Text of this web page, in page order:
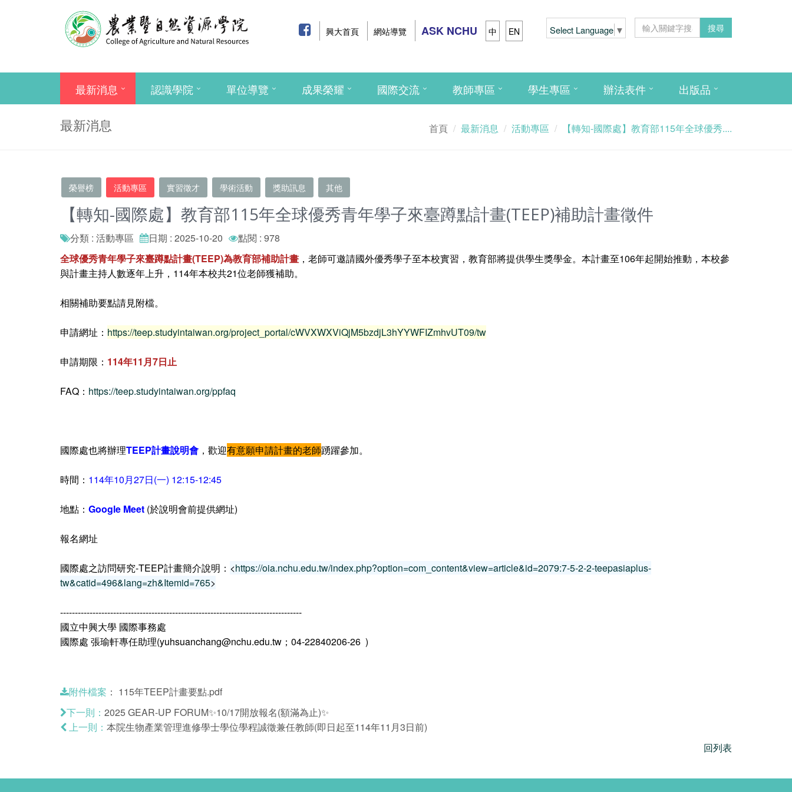
興大首頁 網站導覽 ASK NCHU 中 EN Select Language ▼ 搜尋
最新消息 認識學院 單位導覽 成果榮耀 國際交流 教師專區 學生專區 辦法表件 出版品
最新消息 首頁 最新消息 活動專區 【轉知-國際處】教育部115年全球優秀....
榮譽榜 活動專區 實習徵才 學術活動 獎助訊息 其他
【轉知-國際處】教育部115年全球優秀青年學子來臺蹲點計畫(TEEP)補助計畫徵件
分類 : 活動專區 日期 : 2025-10-20
點閱 : 978
全球優秀青年學子來臺蹲點計畫(TEEP)為教育部補助計畫 ，老師可邀請國外優秀學子至本校實習，教育部將提供學生獎學金。本計畫至106年起開始推動，本校參
與計畫主持人數逐年上升，114年本校共21位老師獲補助。
相關補助要點請見附檔。
申請網址： https://teep.studyintaiwan.org/project_portal/cWVXWXViQjM5bzdjL3hYYWFIZmhvUT09/tw
申請期限： 114年11月7日止
FAQ： https://teep.studyintaiwan.org/ppfaq
國際處也將辦理TEEP計畫說明會 ，歡迎有意願申請計畫的老師踴躍參加。
時間： 114年10月27日(一) 12:15-12:45
地點： Google Meet (於說明會前提供網址)
報名網址
國際處之訪問研究-TEEP計畫簡介說明： <https://oia.nchu.edu.tw/index.php?option=com_content&view=article&id=2079:7-5-2-2-teepasiaplus-
tw&catid=496&lang=zh&Itemid=765>
----------------------------------------------------------------------------------
國立中興大學 國際事務處
國際處 張瑜軒專任助理(yuhsuanchang@nchu.edu.tw；04-22840206-26 )
附件檔案 ： 115年TEEP計畫要點.pdf
下一則： 2025 GEAR-UP FORUM✨10/17開放報名(額滿為止)✨
上一則： 本院生物產業管理進修學士學位學程誠徵兼任教師(即日起至114年11月3日前)
回列表